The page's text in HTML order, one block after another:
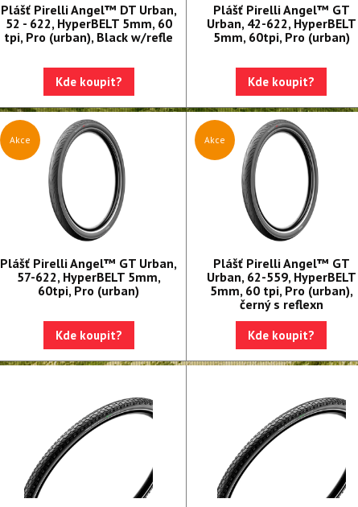
Plášť Pirelli Angel™ DT Urban,
52 - 622, HyperBELT 5mm, 60
tpi, Pro (urban), Black w/refle
Kde koupit?
Plášť Pirelli Angel™ GT
Urban, 42-622, HyperBELT
5mm, 60tpi, Pro (urban)
Kde koupit?
Akce
Plášť Pirelli Angel™ GT Urban,
57-622, HyperBELT 5mm,
60tpi, Pro (urban)
Kde koupit?
Akce
Plášť Pirelli Angel™ GT
Urban, 62-559, HyperBELT
5mm, 60 tpi, Pro (urban),
černý s reflexn
Kde koupit?